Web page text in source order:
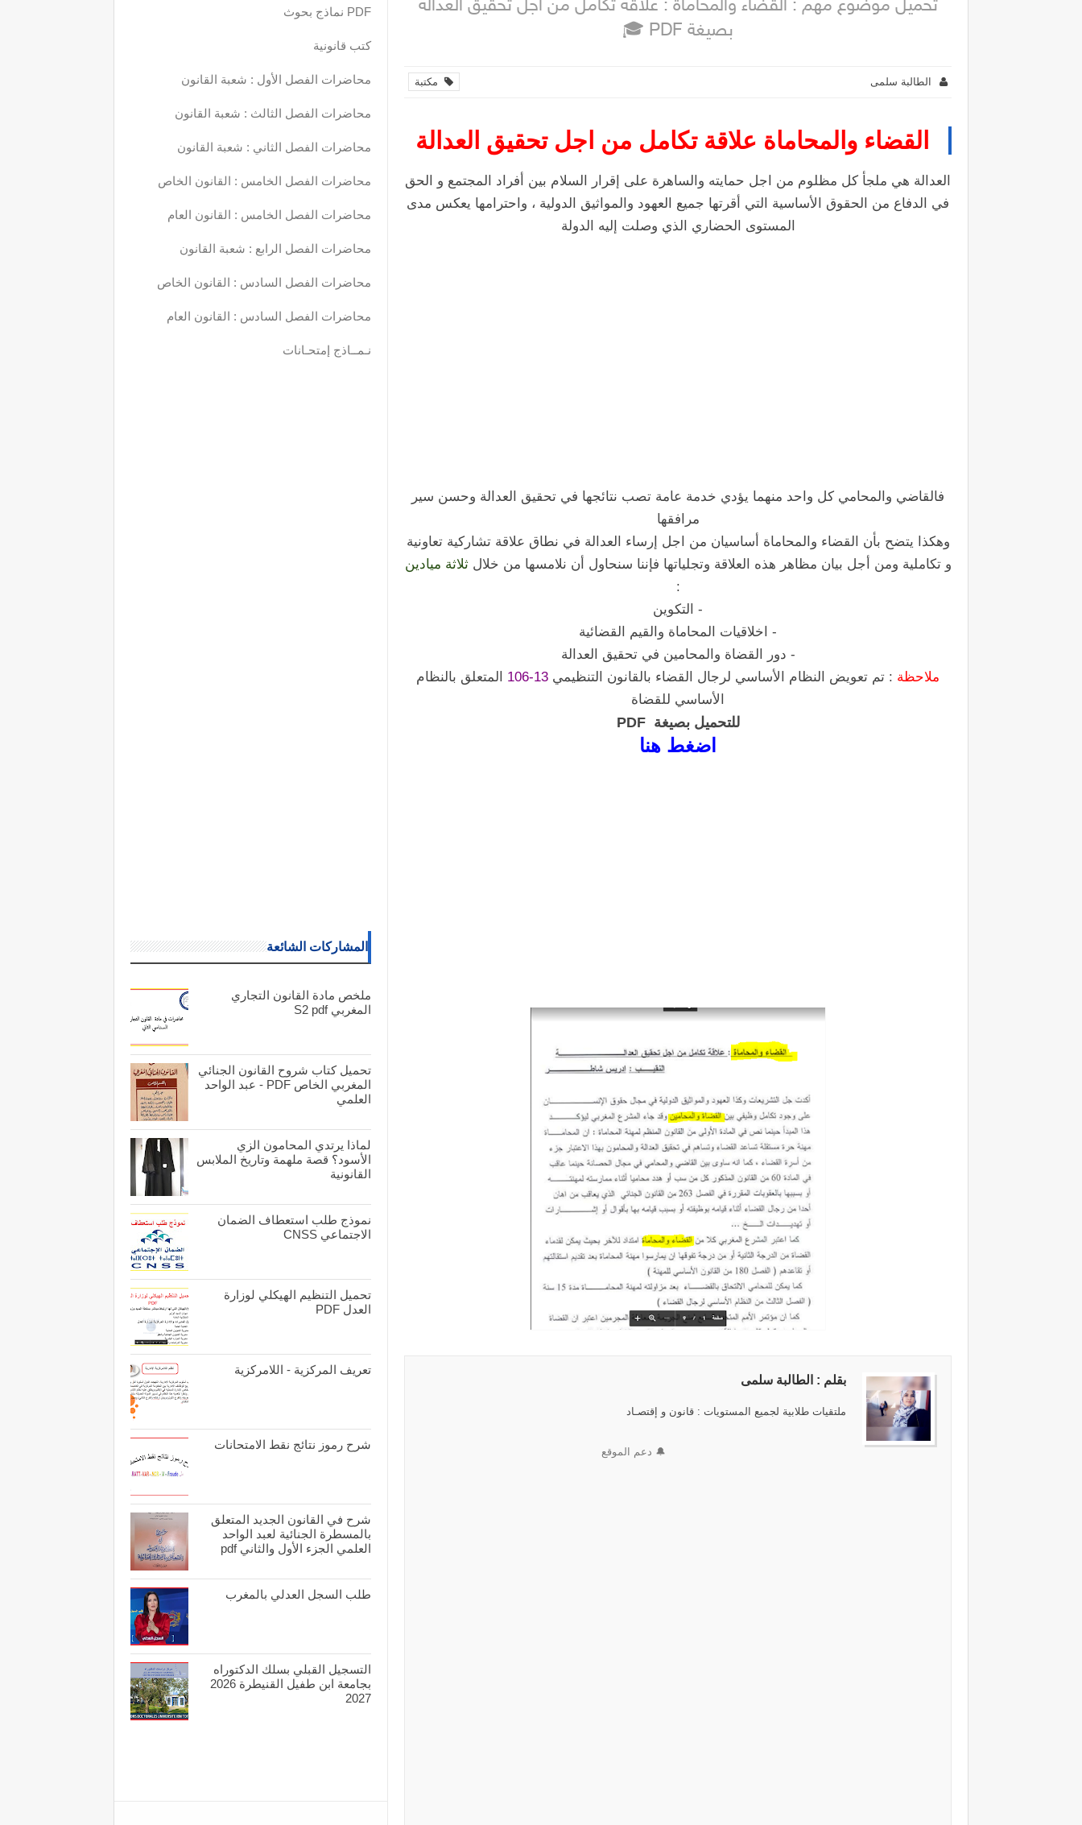
تحميل موضوع مهم : القضاء والمحاماة : علاقة تكامل من اجل تحقيق العدالة
بصيغة PDF
الطالبة سلمى مكتبة
القضاء والمحاماة علاقة تكامل من اجل تحقيق العدالة
العدالة هي ملجأ كل مظلوم من اجل حمايته والساهرة على إقرار السلام بين أفراد المجتمع و الحق
في الدفاع من الحقوق الأساسية التي أقرتها جميع العهود والمواثيق الدولية ، واحترامها يعكس مدى
المستوى الحضاري الذي وصلت إليه الدولة
فالقاضي والمحامي كل واحد منهما يؤدي خدمة عامة تصب نتائجها في تحقيق العدالة وحسن سير
مرافقها
وهكذا يتضح بأن القضاء والمحاماة أساسيان من اجل إرساء العدالة في نطاق علاقة تشاركية تعاونية
و تكاملية ومن أجل بيان مظاهر هذه العلاقة وتجلياتها فإننا سنحاول أن نلامسها من خلال ثلاثة ميادين
:
- التكوين
- اخلاقيات المحاماة والقيم القضائية
- دور القضاة والمحامين في تحقيق العدالة
ملاحظة : تم تعويض النظام الأساسي لرجال القضاء بالقانون التنظيمي 13-106
المتعلق بالنظام
الأساسي للقضاة
للتحميل بصيغة PDF
اضغط هنا
بقلم : الطالبة سلمى
ملتقيات طلابية لجميع المستويات : قانون و إقتصـاد
🔔 دعم الموقع
PDF نماذج بحوث
كتب قانونية
محاضرات الفصل الأول : شعبة القانون
محاضرات الفصل الثالث : شعبة القانون
محاضرات الفصل الثاني : شعبة القانون
محاضرات الفصل الخامس : القانون الخاص
محاضرات الفصل الخامس : القانون العام
محاضرات الفصل الرابع : شعبة القانون
محاضرات الفصل السادس : القانون الخاص
محاضرات الفصل السادس : القانون العام
نـمــاذج إمتحـانات
المشاركات الشائعة
ملخص مادة القانون التجاري
المغربي S2 pdf
تحميل كتاب شروح القانون الجنائي
المغربي الخاص PDF - عبد الواحد
العلمي
لماذا يرتدي المحامون الزي
الأسود؟ قصة ملهمة وتاريخ الملابس
القانونية
نموذج طلب استعطاف الضمان
الاجتماعي CNSS
تحميل التنظيم الهيكلي لوزارة
العدل PDF
تعريف المركزية - اللامركزية
شرح رموز نتائج نقط الامتحانات
شرح في القانون الجديد المتعلق
بالمسطرة الجنائية لعبد الواحد
العلمي الجزء الأول والثاني pdf
طلب السجل العدلي بالمغرب
التسجيل القبلي بسلك الدكتوراه
بجامعة ابن طفيل القنيطرة 2026
2027